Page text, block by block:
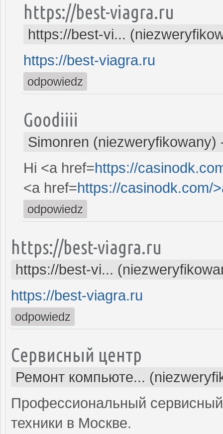
https://best-viagra.ru
https://best-vi...
https://best-viagra.ru
odpowiedz
Goodiiii
Simonren (niezweryfikowany)
Hi <a href=https://
<a href=https://casinodk.com/
odpowiedz
https://best-viagra.ru
https://best-vi...
https://best-viagra.ru
odpowiedz
Сервисный центр
Ремонт компьюте...
Профессиональный
техники в Москве.